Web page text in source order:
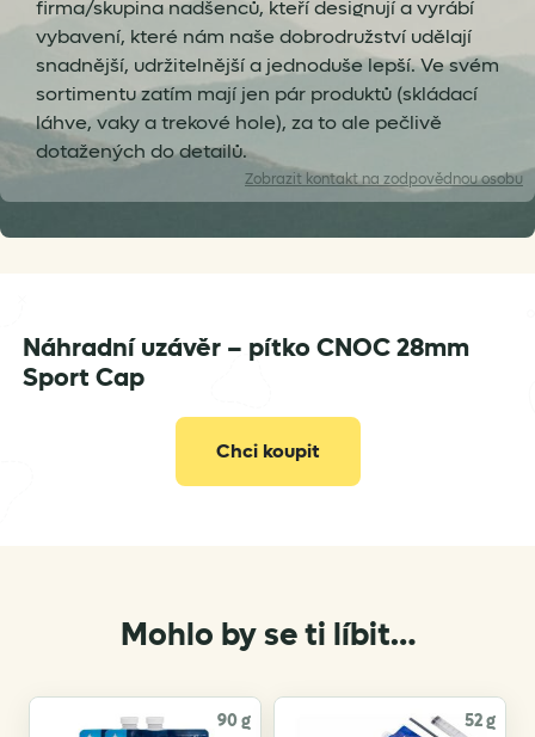
firma/skupina nadšenců, kteří designují a vyrábí
vybavení, které nám naše dobrodružství udělají
snadnější, udržitelnější a jednoduše lepší. Ve svém
sortimentu zatím mají jen pár produktů (skládací
láhve, vaky a trekové hole), za to ale pečlivě
dotažených do detailů.
Zobrazit kontakt na zodpovědnou osobu
Náhradní uzávěr – pítko CNOC 28mm
Sport Cap
Chci koupit
Mohlo by se ti líbit…
90 g 52 g